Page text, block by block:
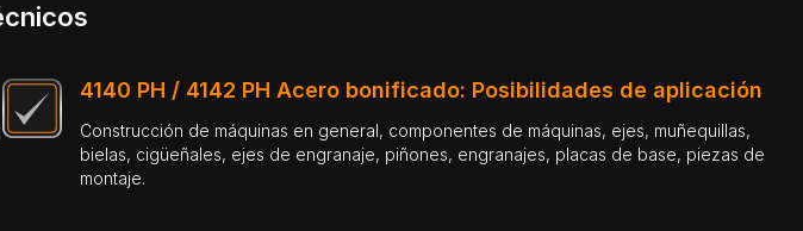
4140 PH / 4142 PH Acero bonificado: Posibilidades de aplicación
Construcción de máquinas en general, componentes de máquinas, ejes, muñequillas,
bielas, cigüeñales, ejes de engranaje, piñones, engranajes, placas de base, piezas de
montaje